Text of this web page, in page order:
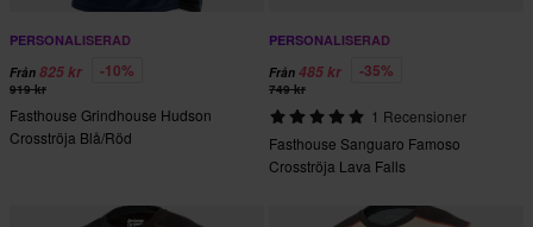
PERSONALISERAD
Från 825 kr -10%
919 kr
Fasthouse Grindhouse Hudson
Crosströja Blå/Röd
PERSONALISERAD
Från 485 kr -35%
749 kr
1 Recensioner
Fasthouse Sanguaro Famoso
Crosströja Lava Falls